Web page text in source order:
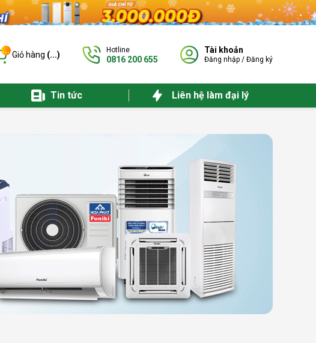
... Giỏ hàng (...) Hotline
0816 200 655
Tài khoản
Đăng nhập / Đăng ký
Tin tức Liên hệ làm đại lý